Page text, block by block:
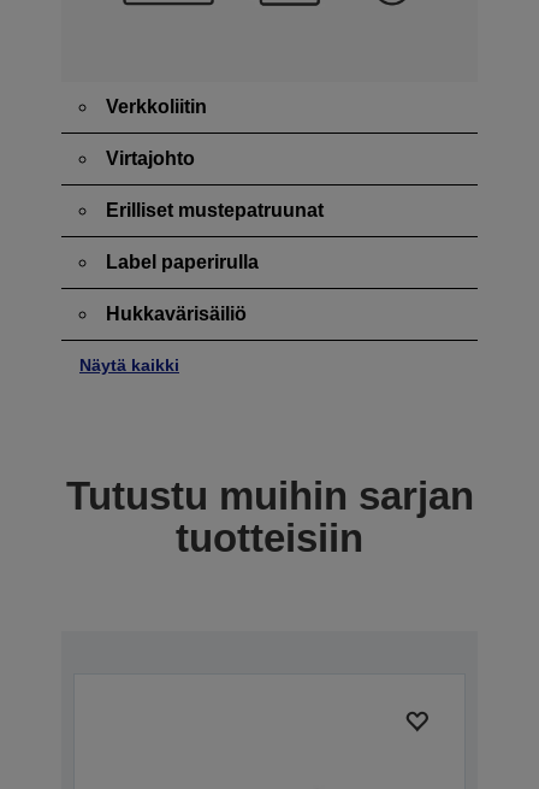
Verkkoliitin
Virtajohto
Erilliset mustepatruunat
Label paperirulla
Hukkavärisäiliö
Näytä kaikki
Tutustu muihin sarjan
tuotteisiin